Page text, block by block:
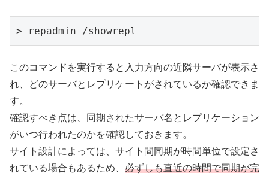
> repadmin /showrepl
このコマンドを実行すると入力方向の近隣サーバが表示さ
れ、どのサーバとレプリケートがされているか確認できま
す。
確認すべき点は、同期されたサーバ名とレプリケーション
がいつ行われたのかを確認しておきます。
サイト設計によっては、サイト間同期が時間単位で設定さ
れている場合もあるため、 必ずしも直近の時間で同期が完